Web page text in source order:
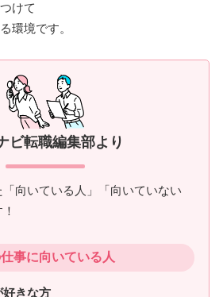
けて
環境です。
ビ転職編集部より
向いている人」「向いていない
事に向いている人
きな方